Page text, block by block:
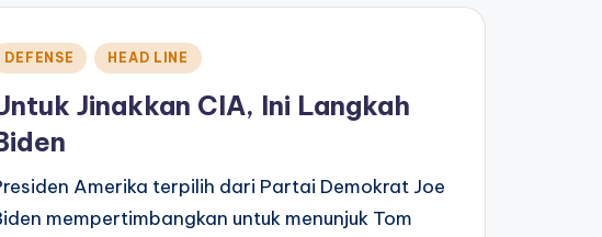
DEFENSE HEAD LINE
Jinakkan CIA, Ini Langkah
Amerika terpilih dari Partai Demokrat Joe
mempertimbangkan untuk menunjuk Tom